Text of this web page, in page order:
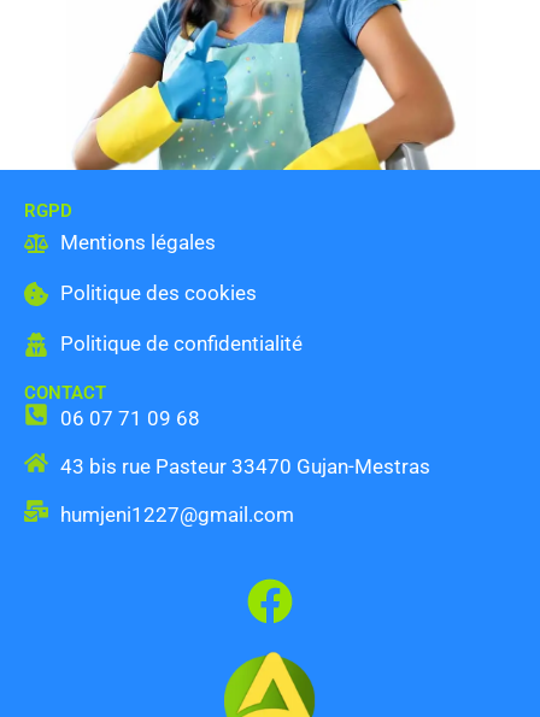
RGPD
Mentions légales
Politique des cookies
Politique de confidentialité
CONTACT
06 07 71 09 68
43 bis rue Pasteur 33470 Gujan-Mestras
humjeni1227@gmail.com